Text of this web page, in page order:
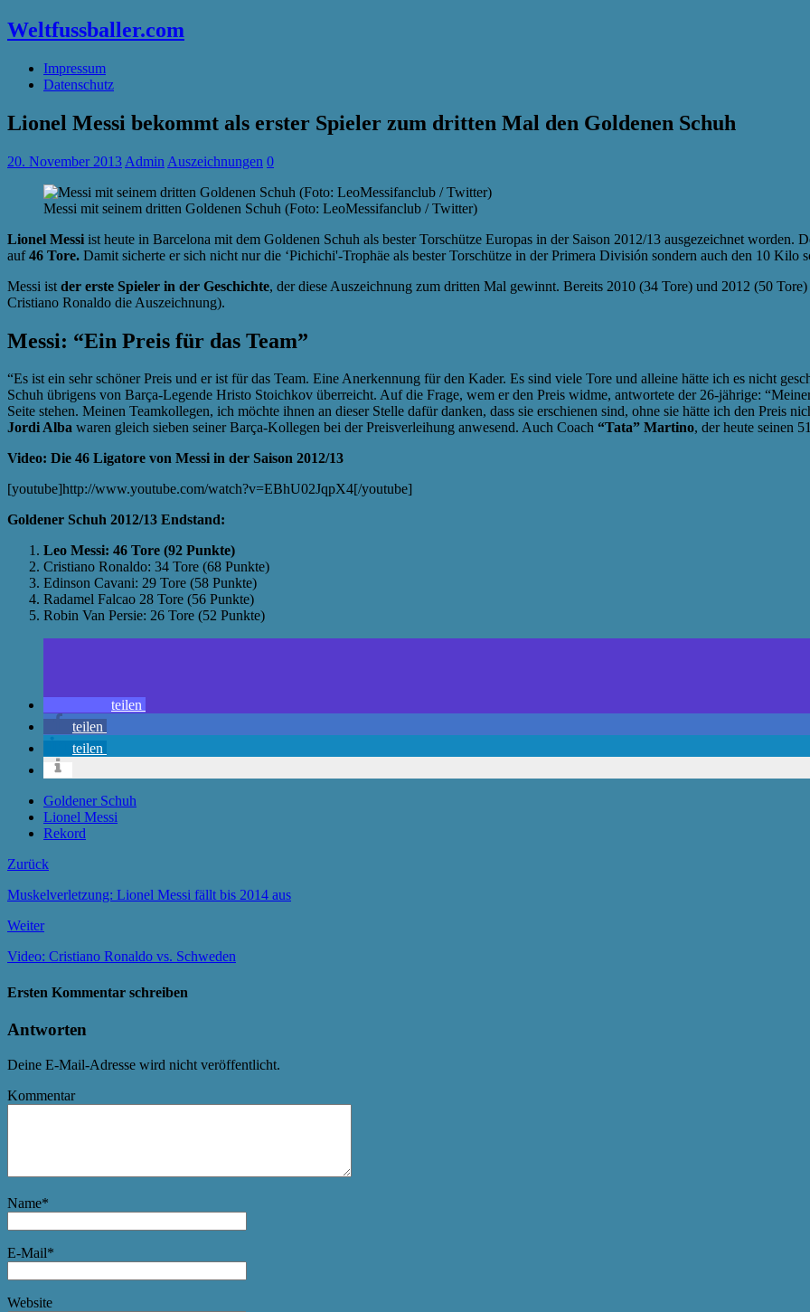
Weltfussballer.com
Impressum
Datenschutz
Lionel Messi bekommt als erster Spieler zum dritten Mal den Goldenen Schuh
20. November 2013 Admin Auszeichnungen 0
Messi mit seinem dritten Goldenen Schuh (Foto: LeoMessifanclub / Twitter)
Lionel Messi ist heute in Barcelona mit dem Goldenen Schuh als bester Torschütze Europas in der Saison 2012/13 ausgezeichnet
auf46 Tore. Damit sicherte er sich nicht nur die ‘Pichichi'-Trophäe als bester Torschütze in der Primera División sondern auch den 10 Kilo
Messi ist der erste Spieler in der Geschichte, der diese Auszeichnung zum dritten Mal gewinnt. Bereits 2010 (34 Tore) und 2012 (50
Cristiano Ronaldo die Auszeichnung).
Messi: “Ein Preis für das Team”
“Es ist ein sehr schöner Preis und er ist für das Team. Eine Anerkennung für den Kader. Es sind viele Tore und alleine hätte ich es nicht
Schuh übrigens von Barça-Legende Hristo Stoichkov überreicht. Auf die Frage, wem er den Preis widme, antwortete der 26-jährige:
Seite stehen. Meinen Teamkollegen, ich möchte ihnen an dieser Stelle dafür danken, dass sie erschienen sind, ohne sie hätte ich den Preis
Jordi Alba waren gleich sieben seiner Barça-Kollegen bei der Preisverleihung anwesend. Auch Coach “Tata” Martino, der heute seinen
Video: Die 46 Ligatore von Messi in der Saison 2012/13
[youtube]http://www.youtube.com/watch?v=EBhU02JqpX4[/youtube]
Goldener Schuh 2012/13 Endstand:
Leo Messi: 46 Tore (92 Punkte)
Cristiano Ronaldo: 34 Tore (68 Punkte)
Edinson Cavani: 29 Tore (58 Punkte)
Radamel Falcao 28 Tore (56 Punkte)
Robin Van Persie: 26 Tore (52 Punkte)
teilen
teilen
teilen
Goldener Schuh
Lionel Messi
Rekord
Zurück
Muskelverletzung: Lionel Messi fällt bis 2014 aus
Weiter
Video: Cristiano Ronaldo vs. Schweden
Ersten Kommentar schreiben
Antworten
Deine E-Mail-Adresse wird nicht veröffentlicht.
Kommentar
Name*
E-Mail*
Website